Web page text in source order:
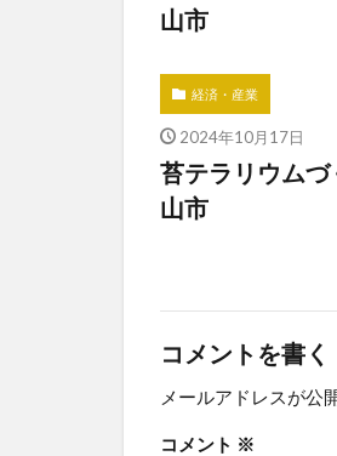
山市
経済・産業
2024年10月17日
苔テラリウム
山市
コメントを書く
メールアドレスが公
コメント ※